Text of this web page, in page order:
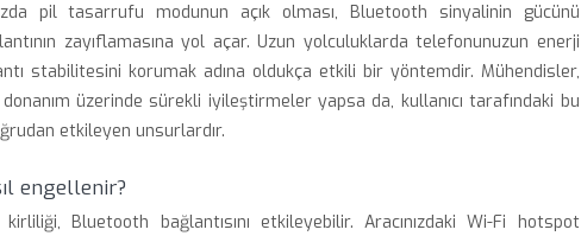
pil tasarrufu modunun açık olması, Bluetooth sinyalinin gücünü
zayıflamasına yol açar. Uzun yolculuklarda telefonunuzun enerji
stabilitesini korumak adına oldukça etkili bir yöntemdir. Mühendisler,
üzerinde sürekli iyileştirmeler yapsa da, kullanıcı tarafındaki bu
etkileyen unsurlardır.
engellenir?
Bluetooth bağlantısını etkileyebilir. Aracınızdaki Wi-Fi hotspot